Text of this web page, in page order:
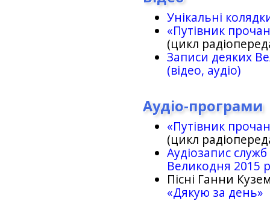
Унікальні
«Путівник
(цикл
Записи деяких
(відео, аудіо)
Аудіо-програми
«Путівник
(цикл
Аудіозапис
Великодня 2015
Пісні Ганни
«Дякую за день»